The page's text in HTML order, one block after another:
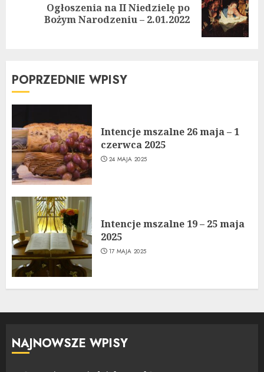
Ogłoszenia na II Niedzielę po
Bożym Narodzeniu – 2.01.2022
POPRZEDNIE WPISY
Intencje mszalne 26 maja – 1
czerwca 2025
24 MAJA 2025
Intencje mszalne 19 – 25 maja
2025
17 MAJA 2025
NAJNOWSZE WPISY